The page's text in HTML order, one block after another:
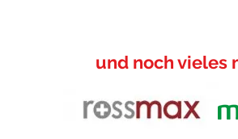
und noch vieles